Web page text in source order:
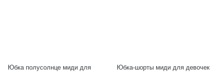
Юбка полусолнце миди для
Юбка-шорты миди для девочек